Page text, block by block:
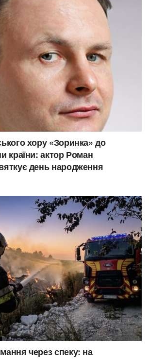
хору «Зоринка» до
країни: актор Роман
день народження
через спеку: на